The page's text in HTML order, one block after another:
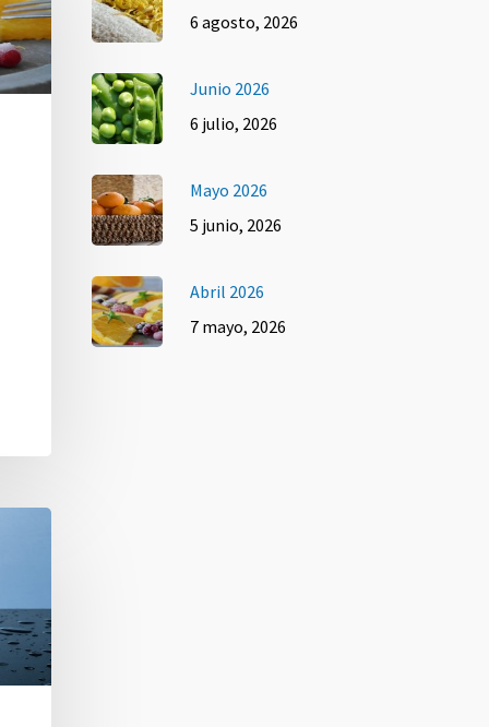
6 agosto, 2026
Junio 2026
6 julio, 2026
Mayo 2026
5 junio, 2026
Abril 2026
7 mayo, 2026